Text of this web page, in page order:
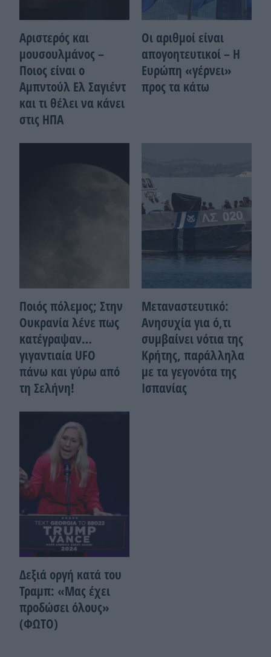
Αριστερός και
μουσουλμάνος –
Ποιoς είναι ο
Αμπντούλ Ελ Σαγιέντ
και τι θέλει να κάνει
στις ΗΠΑ
Οι αριθμοί είναι
απογοητευτικοί – Η
Ευρώπη «γέρνει»
προς τα κάτω
Ποιός πόλεμος; Στην
Ουκρανία λένε πως
κατέγραψαν…
γιγαντιαία UFO
πάνω και γύρω από
τη Σελήνη!
Μεταναστευτικό:
Ανησυχία για ό,τι
συμβαίνει νότια της
Κρήτης, παράλληλα
με τα γεγονότα της
Ισπανίας
Δεξιά οργή κατά του
Τραμπ: «Μας έχει
προδώσει όλους»
(ΦΩΤΟ)